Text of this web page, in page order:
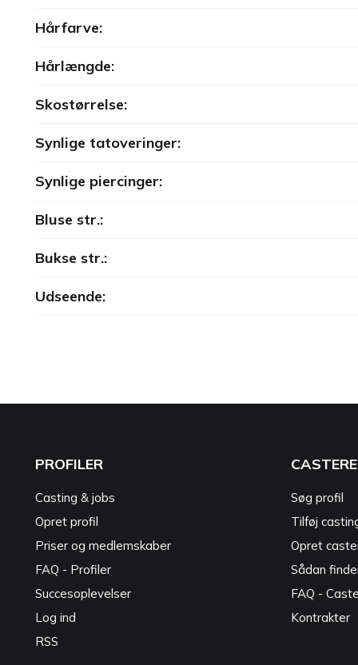
Hårfarve:
Hårlængde:
Skostørrelse:
Synlige tatoveringer:
Synlige piercinger:
Bluse str.:
Bukse str.:
Udseende:
PROFILER
Casting & jobs
Opret profil
Priser og medlemskaber
FAQ - Profiler
Succesoplevelser
Log ind
RSS
CASTERE
Søg profil
Tilføj
Opret
Sådan
FAQ -
Kontrakter